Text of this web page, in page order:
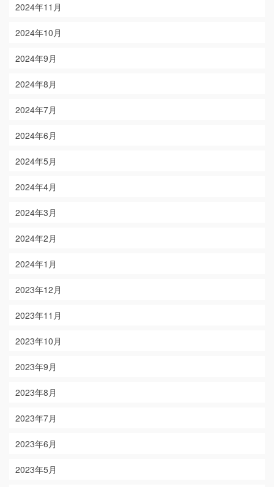
2024年11月
2024年10月
2024年9月
2024年8月
2024年7月
2024年6月
2024年5月
2024年4月
2024年3月
2024年2月
2024年1月
2023年12月
2023年11月
2023年10月
2023年9月
2023年8月
2023年7月
2023年6月
2023年5月